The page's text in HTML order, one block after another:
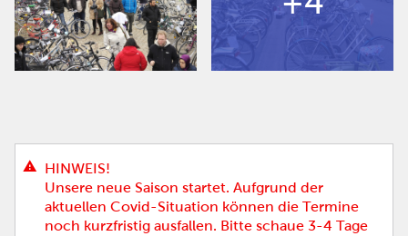
HINWEIS!
Unsere neue Saison startet. Aufgrund der
aktuellen Covid-Situation können die Termine
noch kurzfristig ausfallen. Bitte schaue 3-4 Tage